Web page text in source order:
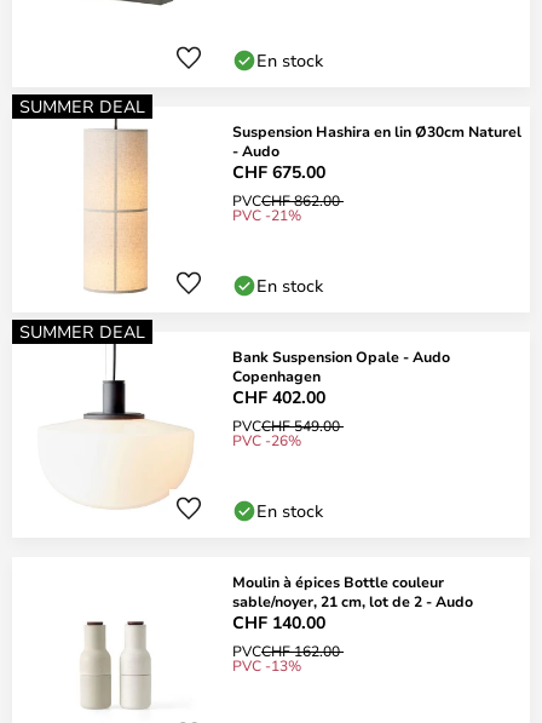
En stock
SUMMER DEAL
Suspension Hashira en lin Ø30cm Naturel
- Audo
CHF 675.00
PVCCHF 862.00
PVC -21%
En stock
SUMMER DEAL
Bank Suspension Opale - Audo
Copenhagen
CHF 402.00
PVCCHF 549.00
PVC -26%
En stock
Moulin à épices Bottle couleur
sable/noyer, 21 cm, lot de 2 - Audo
CHF 140.00
PVCCHF 162.00
PVC -13%